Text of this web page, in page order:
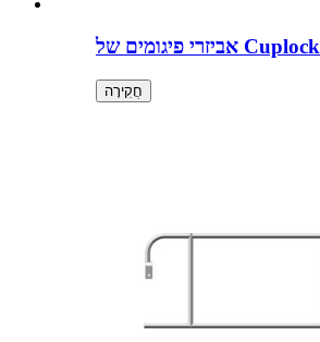
אביזרי פיגומים של Cuplock
חֲקִירָה